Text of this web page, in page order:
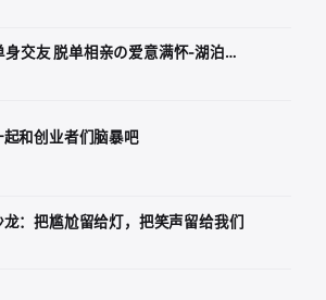
身交友 脱单相亲の爱意满怀-湖泊…
和创业者们脑暴吧
：把尴尬留给灯，把笑声留给我们